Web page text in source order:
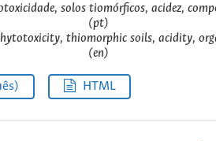
solos tiomórficos, acidez,
(pt)
thiomorphic soils, acidity,
(en)
HTML